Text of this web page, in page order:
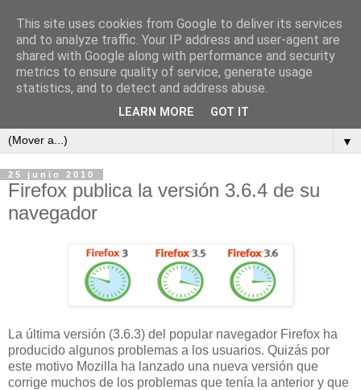
ContraCorriente
▼
25 junio 2010
Firefox publica la versión 3.6.4 de su
navegador
La última versión (3.6.3) del popular navegador Firefox ha
producido algunos problemas a los usuarios. Quizás por
este motivo Mozilla ha lanzado una nueva versión que
corrige muchos de los problemas que tenía la anterior y que
This site uses cookies from Google to deliver its services
and to analyze traffic. Your IP address and user-agent are
shared with Google along with performance and security
metrics to ensure quality of service, generate usage
statistics, and to detect and address abuse.
LEARN MORE GOT IT